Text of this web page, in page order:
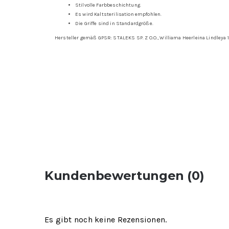
Stilvolle Farbbeschichtung.
Es wird Kaltsterilisation empfohlen.
Die Griffe sind in Standardgröße.
Hersteller gemäß GPSR: STALEKS SP. Z O.O., Williama Heerleina
Kundenbewertungen (0)
Es gibt noch keine Rezensionen.